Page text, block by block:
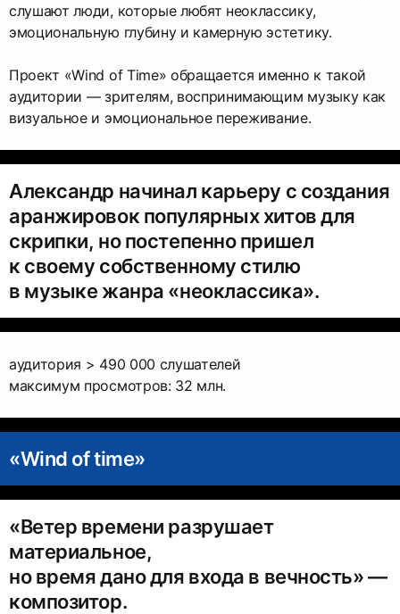
слушают люди, которые любят неоклассику,
эмоциональную глубину и камерную эстетику.
Проект «Wind of Time» обращается именно к такой
аудитории — зрителям, воспринимающим музыку как
визуальное и эмоциональное переживание.
Александр начинал карьеру с создания
аранжировок популярных хитов для
скрипки, но постепенно пришел
к своему собственному стилю
в музыке жанра «неоклассика».
аудитория > 490 000 слушателей
максимум просмотров: 32 млн.
«Wind of time»
«Ветер времени разрушает
материальное,
но время дано для входа в вечность» —
композитор.